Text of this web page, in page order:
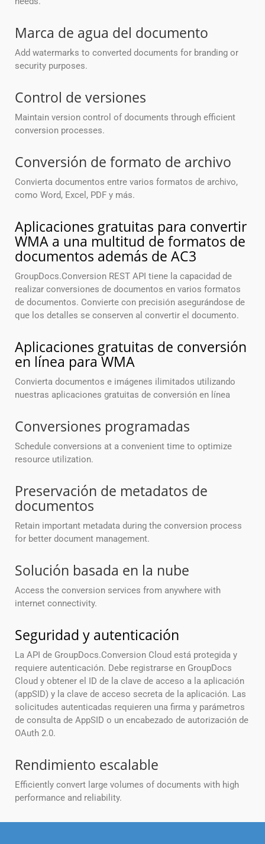
Marca de agua del documento
Add watermarks to converted documents for branding or
security purposes.
Control de versiones
Maintain version control of documents through efficient
conversion processes.
Conversión de formato de archivo
Convierta documentos entre varios formatos de archivo,
como Word, Excel, PDF y más.
Aplicaciones gratuitas para convertir
WMA a una multitud de formatos de
documentos además de AC3
GroupDocs.Conversion REST API tiene la capacidad de
realizar conversiones de documentos en varios formatos
de documentos. Convierte con precisión asegurándose de
que los detalles se conserven al convertir el documento.
Aplicaciones gratuitas de conversión
en línea para WMA
Convierta documentos e imágenes ilimitados utilizando
nuestras aplicaciones gratuitas de conversión en línea
Conversiones programadas
Schedule conversions at a convenient time to optimize
resource utilization.
Preservación de metadatos de
documentos
Retain important metadata during the conversion process
for better document management.
Solución basada en la nube
Access the conversion services from anywhere with
internet connectivity.
Seguridad y autenticación
La API de GroupDocs.Conversion Cloud está protegida y
requiere autenticación. Debe registrarse en GroupDocs
Cloud y obtener el ID de la clave de acceso a la aplicación
(appSID) y la clave de acceso secreta de la aplicación. Las
solicitudes autenticadas requieren una firma y parámetros
de consulta de AppSID o un encabezado de autorización de
OAuth 2.0.
Rendimiento escalable
Efficiently convert large volumes of documents with high
performance and reliability.